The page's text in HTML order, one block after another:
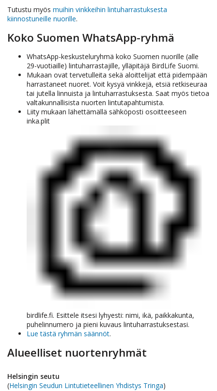
Tutustu myös muihin vinkkeihin lintuharrastuksesta
kiinnostuneille nuorille.
Koko Suomen WhatsApp-ryhmä
WhatsApp-keskusteluryhmä koko Suomen nuorille (alle
29-vuotiaille) lintuharrastajille, ylläpitäjä BirdLife Suomi.
Mukaan ovat tervetulleita sekä aloittelijat että pidempään
harrastaneet nuoret. Voit kysyä vinkkejä, etsiä retkiseuraa
tai jutella linnuista ja lintuharrastuksesta. Saat myös tietoa
valtakunnallisista nuorten lintutapahtumista.
Liity mukaan lähettämällä sähköposti osoitteeseen
inka.plit
birdlife.fi. Esittele itsesi lyhyesti: nimi, ikä, paikkakunta,
puhelinnumero ja pieni kuvaus lintuharrastuksestasi.
Lue tästä ryhmän säännöt.
Alueelliset nuortenryhmät
Helsingin seutu
(Helsingin Seudun Lintutieteellinen Yhdistys Tringa)